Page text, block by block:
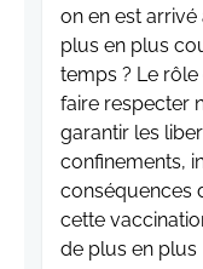
on en est
plus en plus
temps ? Le
faire respecter
garantir les
confinements,
conséquences
cette
de plus en plus